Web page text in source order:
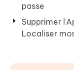
passe
Supprimer
Localiser